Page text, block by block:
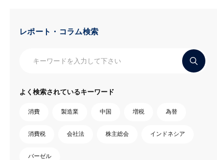
レポート・コラム検索
よく検索されているキーワード
消費 製造業 中国 増税 為替
消費税 会社法 株主総会 インドネシア
バーゼル